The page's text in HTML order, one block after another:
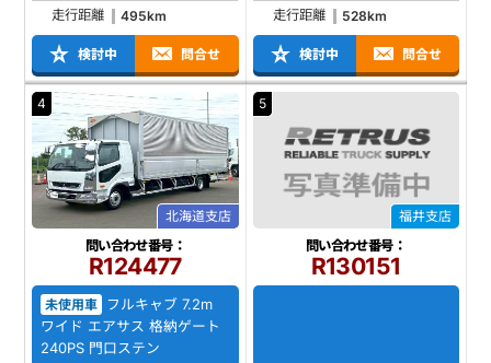
走行距離
495km
検討中 問合せ
走行距離
528km
検討中 問合せ
4
北海道支店
問い合わせ番号：
R124477
未使用車
フルキャブ 7.2m
ワイド エアサス 格納ゲート
240PS 門口ステン
5
福井支店
問い合わせ番号：
R130151